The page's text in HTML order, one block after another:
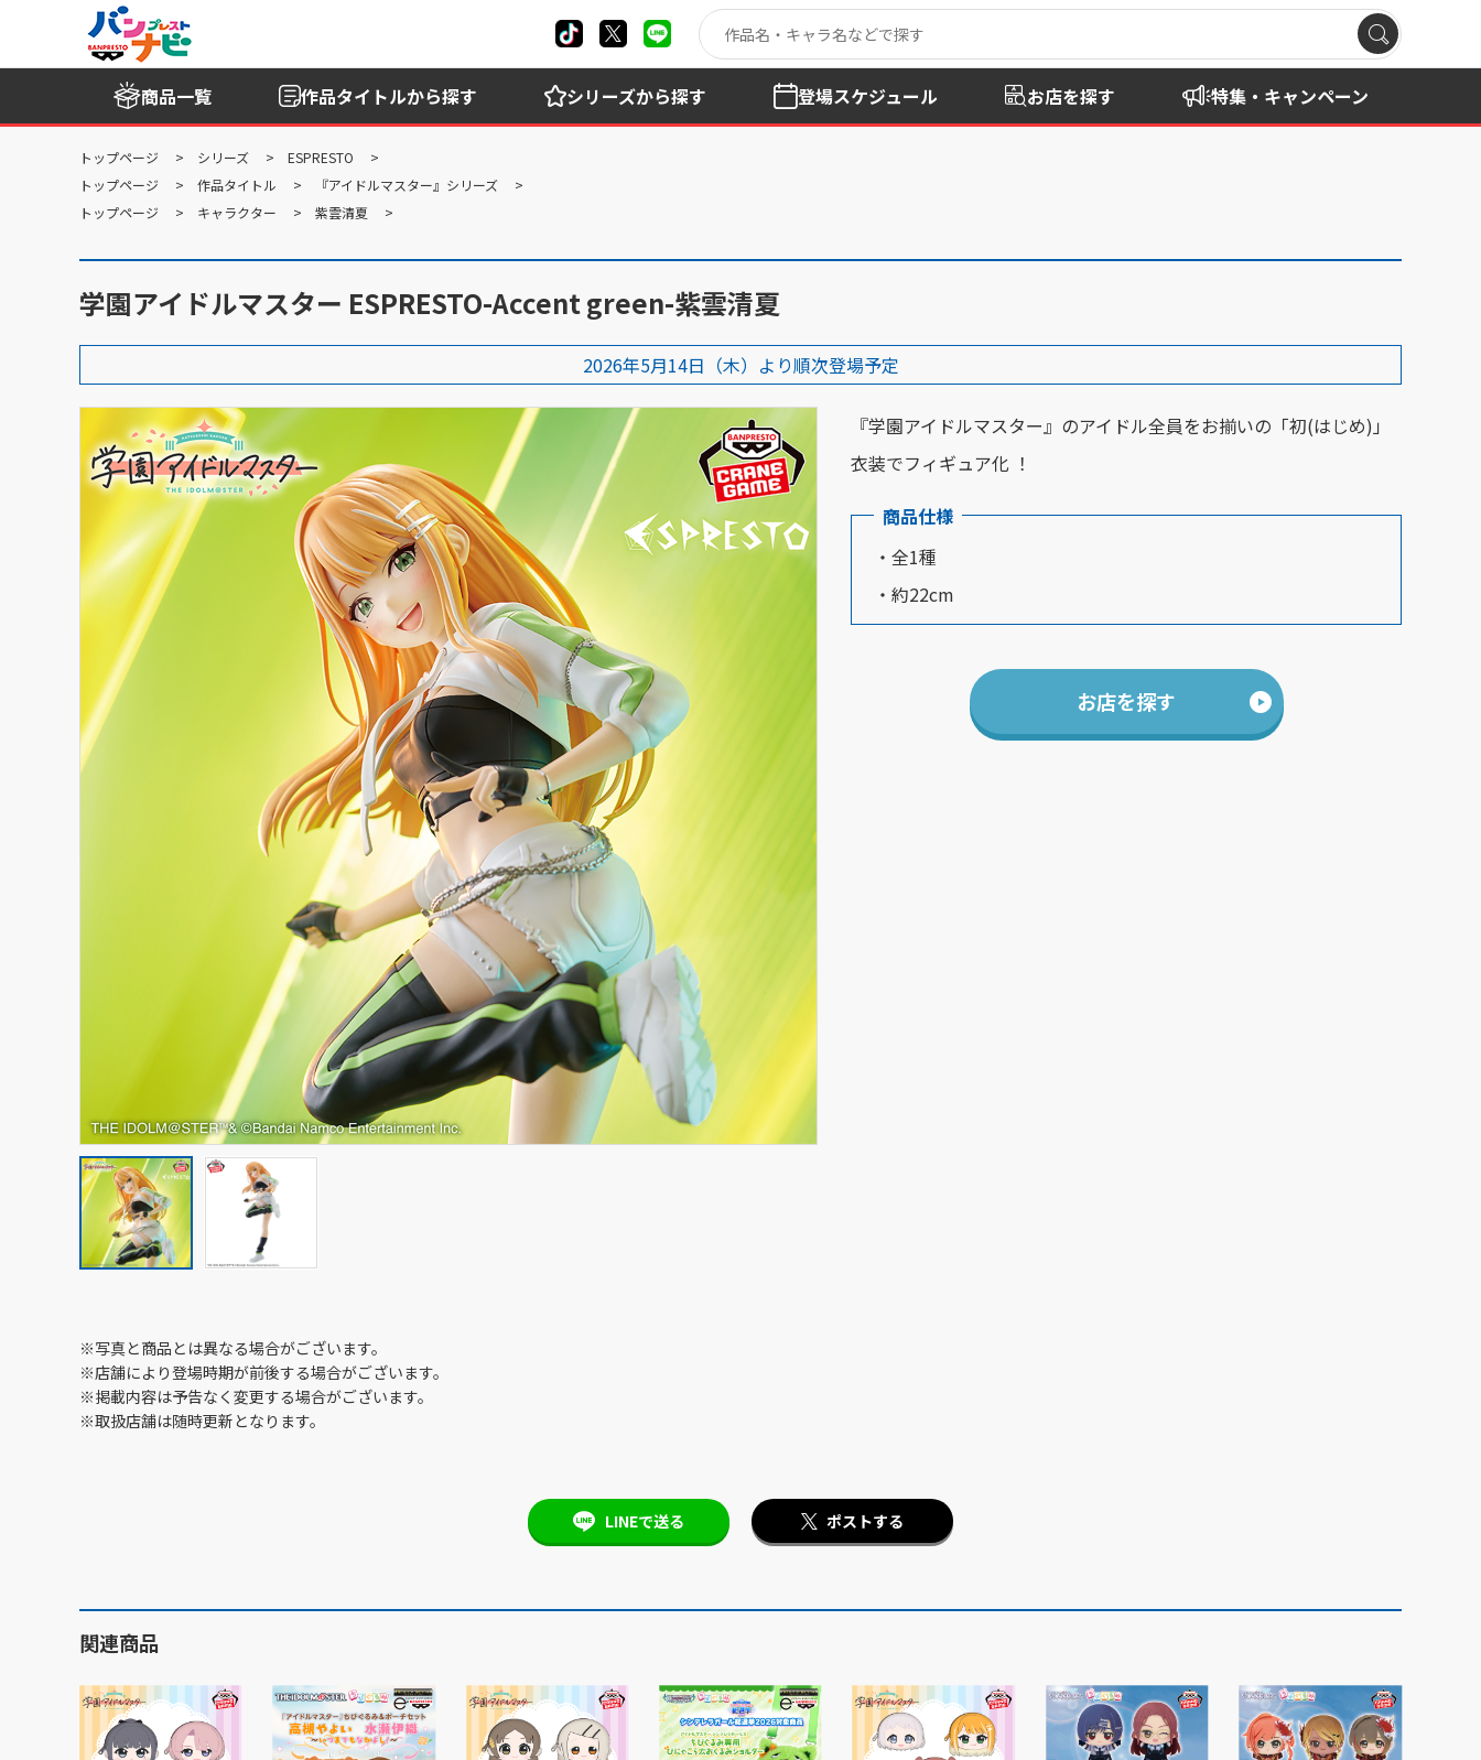
商品一覧 作品タイトルから探す シリーズから探す 登場スケジュール お店を探す 特集・キャンペーン
トップページ シリーズ
ESPRESTO
トップページ
作品タイトル
『アイドルマスター』シリーズ
トップページ
キャラクター 紫雲清夏
学園アイドルマスター ESPRESTO-Accent green-紫雲清夏
2026年5月14日（木）より順次登場予定
『学園アイドルマスター』のアイドル全員をお揃いの「初(はじめ)」
衣装でフィギュア化 ！
商品仕様
・全1種
・約22cm
お店を探す
※写真と商品とは異なる場合がございます。
※店舗により登場時期が前後する場合がございます。
※掲載内容は予告なく変更する場合がございます。
※取扱店舗は随時更新となります。
LINEで送る ポストする
関連商品